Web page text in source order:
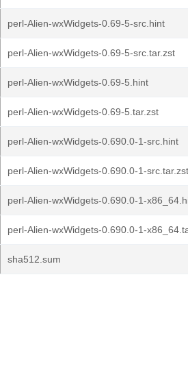
perl-Alien-wxWidgets-0.69-5-src.hint
perl-Alien-wxWidgets-0.69-5-src.tar.zst
perl-Alien-wxWidgets-0.69-5.hint
perl-Alien-wxWidgets-0.69-5.tar.zst
perl-Alien-wxWidgets-0.690.0-1-src.hint
perl-Alien-wxWidgets-0.690.0-1-src.tar.zst
perl-Alien-wxWidgets-0.690.0-1-
perl-Alien-wxWidgets-0.690.0-1-
sha512.sum